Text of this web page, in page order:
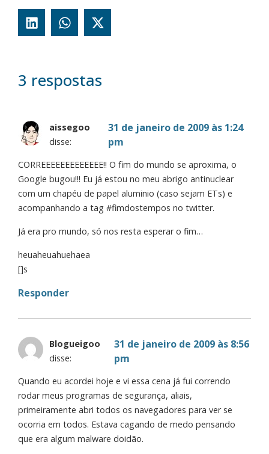
3 respostas
aissegoo
disse:
31 de janeiro de 2009 às 1:24
pm
CORREEEEEEEEEEEEE!! O fim do mundo se aproxima, o
Google bugou!!! Eu já estou no meu abrigo antinuclear
com um chapéu de papel aluminio (caso sejam ETs) e
acompanhando a tag #fimdostempos no twitter.
Já era pro mundo, só nos resta esperar o fim…
heuaheuahuehaea
[]s
Responder
Blogueigoo
disse:
31 de janeiro de 2009 às 8:56
pm
Quando eu acordei hoje e vi essa cena já fui correndo
rodar meus programas de segurança, aliais,
primeiramente abri todos os navegadores para ver se
ocorria em todos. Estava cagando de medo pensando
que era algum malware doidão.